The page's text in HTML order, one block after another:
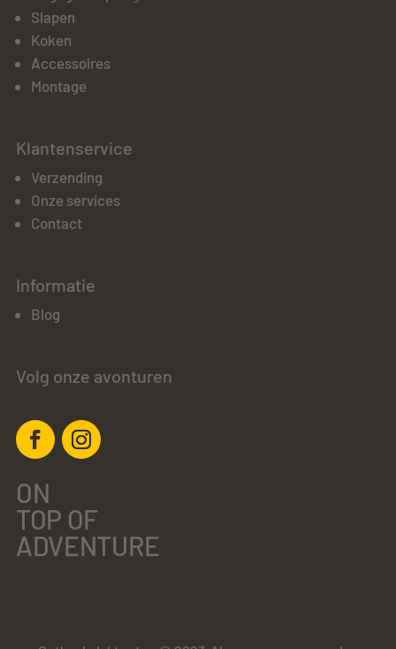
Slapen
Koken
Accessoires
Montage
Klantenservice
Verzending
Onze services
Contact
Informatie
Blog
Volg onze avonturen
ON
TOP OF
ADVENTURE